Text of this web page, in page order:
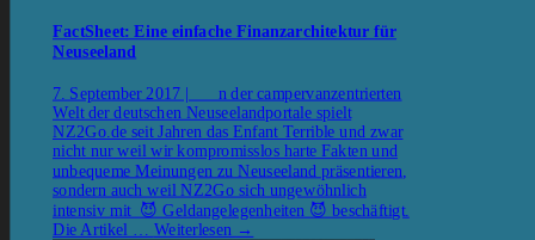
FactSheet: Eine einfache Finanzarchitektur für
Neuseeland
7. September 2017 | n der campervanzentrierten
Welt der deutschen Neuseelandportale spielt
NZ2Go.de seit Jahren das Enfant Terrible und zwar
nicht nur weil wir kompromisslos harte Fakten und
unbequeme Meinungen zu Neuseeland präsentieren,
sondern auch weil NZ2Go sich ungewöhnlich
intensiv mit 😈 Geldangelegenheiten 😈 beschäftigt.
Die Artikel … Weiterlesen →